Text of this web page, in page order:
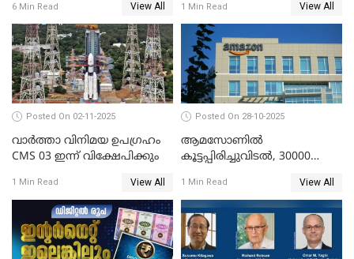
സുരക്ഷ!
6 Min Read View All
വെളിപ്പെടുത്തലുമായി CEO
ആന്റി ജാസി
1 Min Read View All
Posted On 02-11-2025
വാര്‍ത്താ വിനിമയ ഉപഗ്രഹം
CMS 03 ഇന്ന് വിക്ഷേപിക്കും
1 Min Read View All
Posted On 28-10-2025
ആമസോണില്‍
കൂട്ടപ്പിരിച്ചുവിടല്‍, 30000
1 Min Read View All